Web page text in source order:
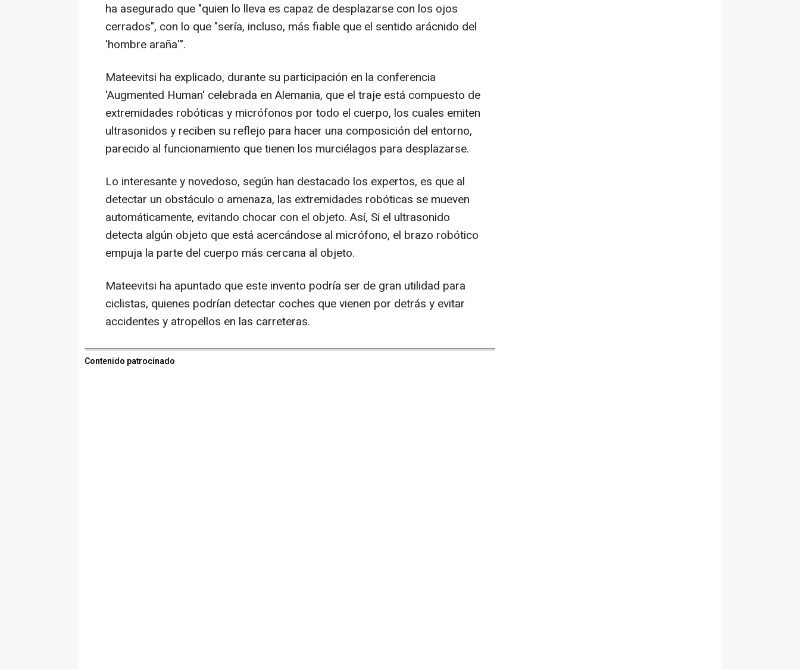
ha asegurado que "quien lo lleva es capaz de desplazarse con los ojos
cerrados", con lo que "sería, incluso, más fiable que el sentido arácnido del
'hombre araña'".
Mateevitsi ha explicado, durante su participación en la conferencia
'Augmented Human' celebrada en Alemania, que el traje está compuesto de
extremidades robóticas y micrófonos por todo el cuerpo, los cuales emiten
ultrasonidos y reciben su reflejo para hacer una composición del entorno,
parecido al funcionamiento que tienen los murciélagos para desplazarse.
Lo interesante y novedoso, según han destacado los expertos, es que al
detectar un obstáculo o amenaza, las extremidades robóticas se mueven
automáticamente, evitando chocar con el objeto. Así, Si el ultrasonido
detecta algún objeto que está acercándose al micrófono, el brazo robótico
empuja la parte del cuerpo más cercana al objeto.
Mateevitsi ha apuntado que este invento podría ser de gran utilidad para
ciclistas, quienes podrían detectar coches que vienen por detrás y evitar
accidentes y atropellos en las carreteras.
Contenido patrocinado